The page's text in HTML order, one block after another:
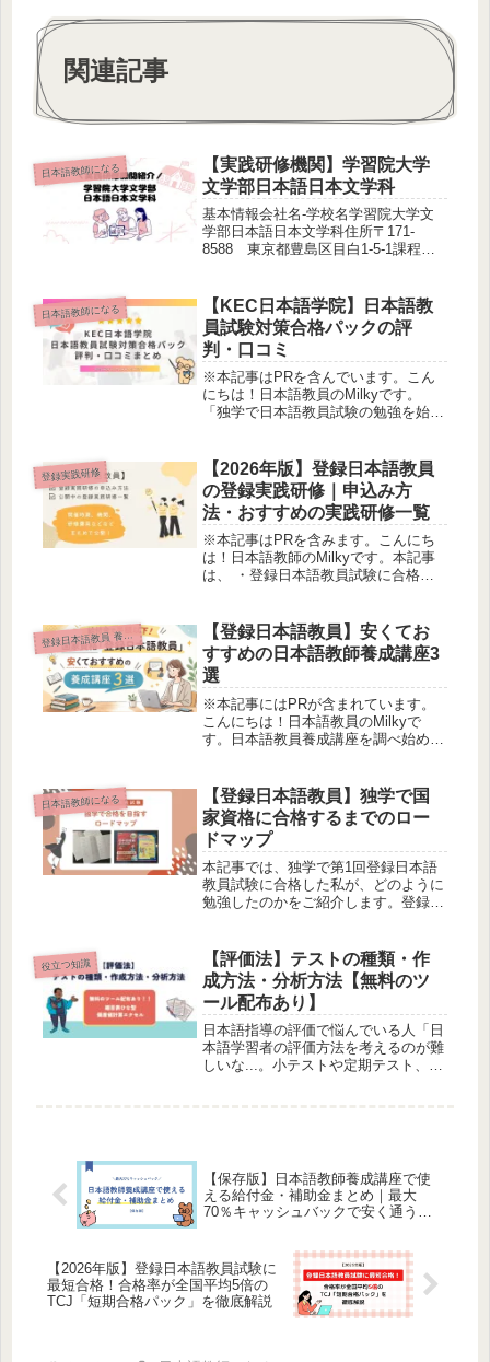
関連記事
日本語教師になる
【実践研修機関】学習院大学
文学部日本語日本文学科
基本情報会社名-学校名学習院大学文
学部日本語日本文学科住所〒171-
8588 東京都豊島区目白1-5-1課程名
jpnoff.sub@gmail.com実践研修機関登
録番号...
日本語教師になる
【KEC日本語学院】日本語教
員試験対策合格パックの評
判・口コミ
※本記事はPRを含んでいます。こん
にちは！日本語教員のMilkyです。
「独学で日本語教員試験の勉強を始め
に合格したい！」そんな気持ちでこの
ページにたどり着いた方、きっと...
登録実践研修
【2026年版】登録日本語教員
の登録実践研修｜申込み方
法・おすすめの実践研修一覧
※本記事はPRを含みます。こんにち
は！日本語教師のMilkyです。本記事
は、 ・登録日本語教員試験に合格し
こから申し込めるのかわからない ・
登録実践研修が受けられる機関を...
登
録日本語教員 養成講座
【登録日本語教員】安くてお
すすめの日本語教師養成講座3
選
※本記事にはPRが含まれています。
こんにちは！日本語教員のMilkyで
す。日本語教員養成講座を調べ始める
給付金制度を使えば、60〜70万円台の
講座が実質26〜36万円台まで下...
日本語教師になる
【登録日本語教員】独学で国
家資格に合格するまでのロー
ドマップ
本記事では、独学で第1回登録日本語
教員試験に合格した私が、どのように
勉強したのかをご紹介します。登録日
す。試験範囲登録日本語教員試験には
「基礎試験」「応用試験」の2種類が
あり...
役立つ知識
【評価法】テストの種類・作
成方法・分析方法【無料のツ
ール配布あり】
日本語指導の評価で悩んでいる人「日
本語学習者の評価方法を考えるのが難
しいな...。小テストや定期テスト、ポ
【保存版】日本語教師養成講座で使
える給付金・補助金まとめ｜最大
70％キャッシュバックで安く通う方
【2026年版】登録日本語教員試験に
最短合格！合格率が全国平均5倍の
TCJ「短期合格パック」を徹底解説